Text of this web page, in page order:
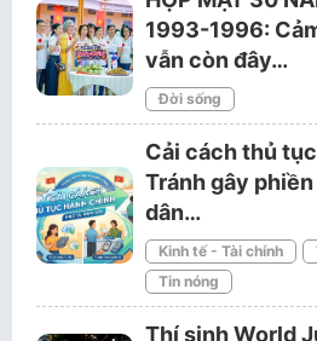
1993-1996:
vẫn còn đây…
Đời sống
Cải cách thủ
Tránh gây
dân…
Kinh tế - Tài chính
Tin nóng
Thí sinh World